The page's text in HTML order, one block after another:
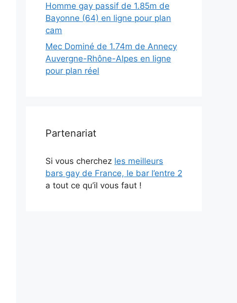
Homme gay passif de 1.85m de
Bayonne (64) en ligne pour plan
cam
Mec Dominé de 1.74m de Annecy
Auvergne-Rhône-Alpes en ligne
pour plan réel
Partenariat
Si vous cherchez les meilleurs
bars gay de France, le bar l’entre 2
a tout ce qu’il vous faut !